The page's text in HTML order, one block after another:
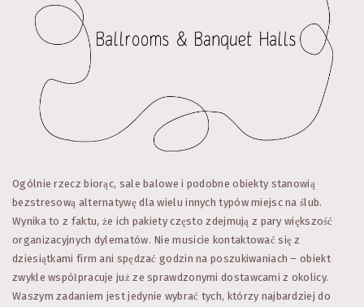
Ogólnie rzecz biorąc, sale balowe i podobne obiekty stanowią
bezstresową alternatywę dla wielu innych typów miejsc na ślub.
Wynika to z faktu, że ich pakiety często zdejmują z pary większość
organizacyjnych dylematów. Nie musicie kontaktować się z
dziesiątkami firm ani spędzać godzin na poszukiwaniach – obiekt
zwykle współpracuje już ze sprawdzonymi dostawcami z okolicy.
Waszym zadaniem jest jedynie wybrać tych, którzy najbardziej do